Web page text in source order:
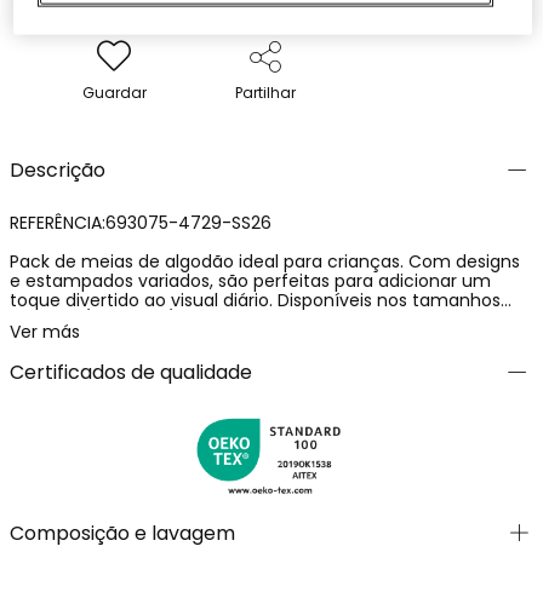
Guardar Partilhar
Descrição
REFERÊNCIA:693075-4729-SS26
Pack de meias de algodão ideal para crianças. Com designs
e estampados variados, são perfeitas para adicionar um
toque divertido ao visual diário. Disponíveis nos tamanhos
desde 19/21 até 37/39, adaptam-se a diferentes idades
desde 12 meses até 12 anos. O material de algodão assegura
conforto e respirabilidade, enquanto as cores vivas os
tornam fáceis de combinar com qualquer look. Representam
pés dos mais pequenos quentes e confortáveis.
Ver más
Certificados de qualidade
Composição e lavagem